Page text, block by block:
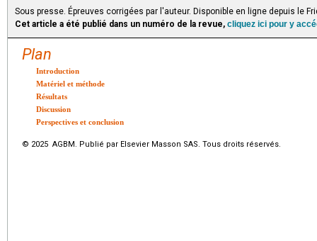
Sous presse. Épreuves corrigées par l'auteur. Disponible en ligne depuis le
Cet article a été publié dans un numéro de la revue, cliquez ici pour y
Plan
Introduction
Matériel et méthode
Résultats
Discussion
Perspectives et conclusion
© 2025 AGBM. Publié par Elsevier Masson SAS. Tous droits réservés.